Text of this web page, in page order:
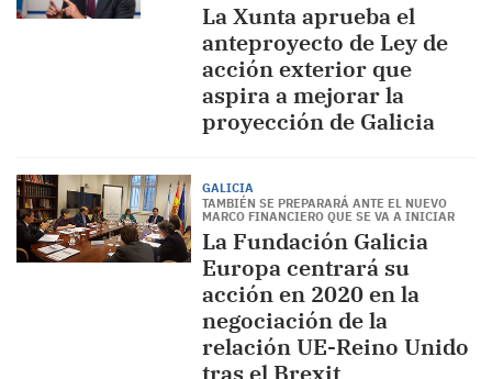
La Xunta aprueba el
anteproyecto de Ley de
acción exterior que
aspira a mejorar la
proyección de Galicia
GALICIA
TAMBIÉN SE PREPARARÁ ANTE EL NUEVO
MARCO FINANCIERO QUE SE VA A INICIAR
La Fundación Galicia
Europa centrará su
acción en 2020 en la
negociación de la
relación UE-Reino Unido
tras el Brexit